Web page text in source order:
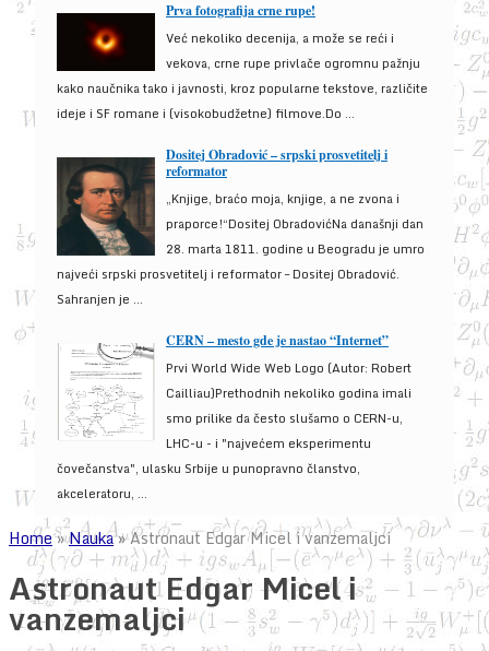
Prva fotografija crne rupe!
Već nekoliko decenija, a može se reći i
vekova, crne rupe privlače ogromnu pažnju
kako naučnika tako i javnosti, kroz popularne tekstove, različite
ideje i SF romane i (visokobudžetne) filmove.Do ...
Dositej Obradović – srpski prosvetitelj i
reformator
„Knjige, braćo moja, knjige, a ne zvona i
praporce!“Dositej ObradovićNa današnji dan
28. marta 1811. godine u Beogradu je umro
najveći srpski prosvetitelj i reformator – Dositej Obradović.
Sahranjen je ...
CERN – mesto gde je nastao “Internet”
Prvi World Wide Web Logo (Autor: Robert
Cailliau)Prethodnih nekoliko godina imali
smo prilike da često slušamo o CERN-u,
LHC-u - i "najvećem eksperimentu
čovečanstva", ulasku Srbije u punopravno članstvo,
akceleratoru, ...
Home»Nauka»Astronaut Edgar Micel i vanzemaljci
Astronaut Edgar Micel i
vanzemaljci